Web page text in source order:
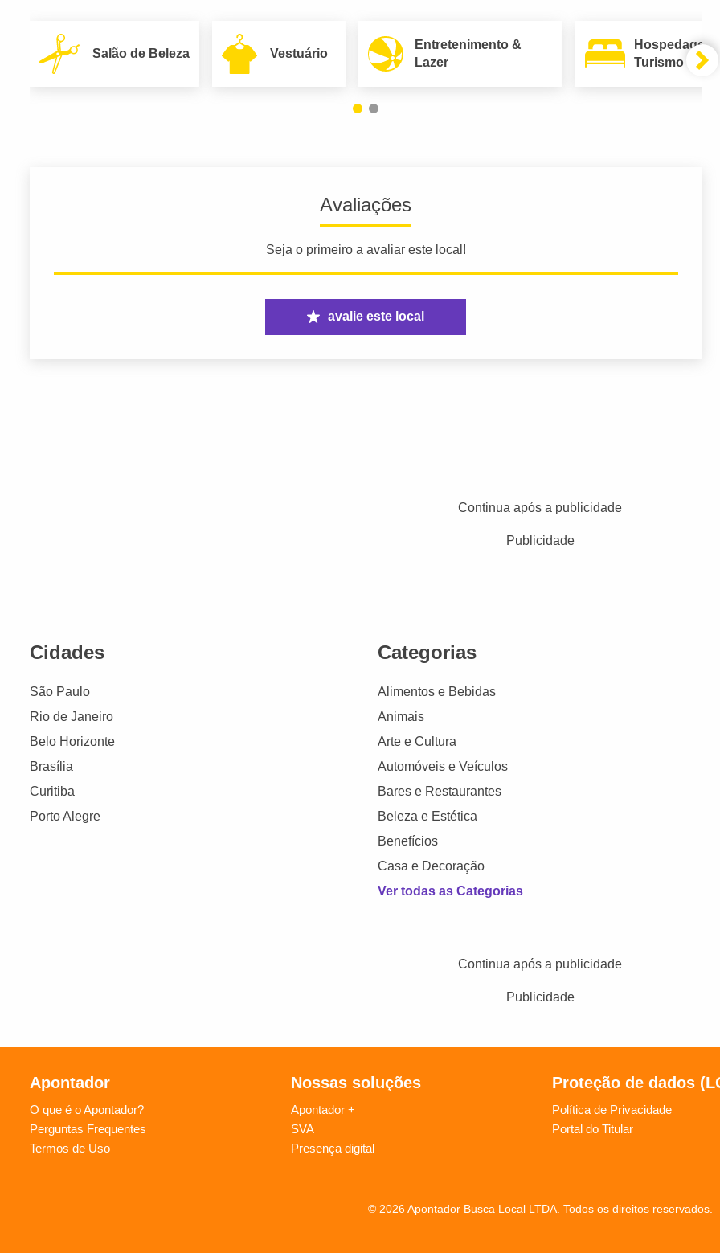
Salão de Beleza Vestuário
Entretenimento &
Lazer
Hospedagem
Turismo
Avaliações
Seja o primeiro a avaliar este local!
avalie este local
Continua após a publicidade
Publicidade
Cidades
São Paulo
Rio de Janeiro
Belo Horizonte
Brasília
Curitiba
Porto Alegre
Categorias
Alimentos e Bebidas
Animais
Arte e Cultura
Automóveis e Veículos
Bares e Restaurantes
Beleza e Estética
Benefícios
Casa e Decoração
Ver todas as Categorias
Continua após a publicidade
Publicidade
Apontador
O que é o Apontador?
Perguntas Frequentes
Termos de Uso
Nossas soluções
Apontador +
SVA
Presença digital
Proteção de dados
Política de Privacidade
Portal do Titular
© 2026 Apontador Busca Local LTDA. Todos os direitos reservados.